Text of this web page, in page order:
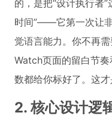
的，是把“设计执行者
时间”——它第一次让
觉语言能力。你不再
Watch页面的留白节
数都给你标好了。这才
2. 核心设计逻